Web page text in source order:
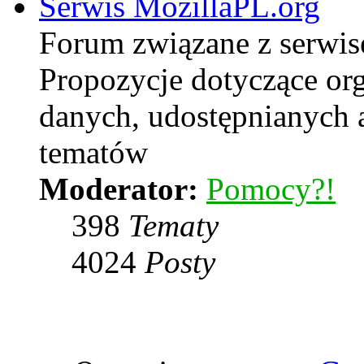
Forum związane z
Propozycje dotyczące
danych, udostępnianych
tematów
Moderator: Pomocy?!
398 Tematy
4024 Posty